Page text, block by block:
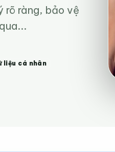
ràng, bảo vệ
liệu cá nhân